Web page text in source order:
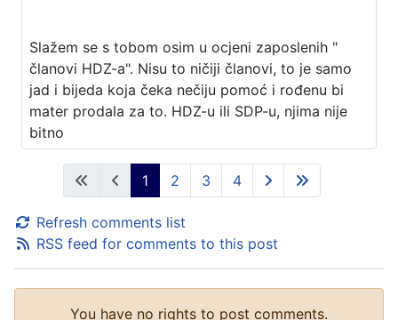
Slažem se s tobom osim u ocjeni zaposlenih "
članovi HDZ-a". Nisu to ničiji članovi, to je samo
jad i bijeda koja čeka nečiju pomoć i rođenu bi
mater prodala za to. HDZ-u ili SDP-u, njima nije
bitno
1 2 3 4
Refresh comments list
RSS feed for comments to this post
You have no rights to post comments.